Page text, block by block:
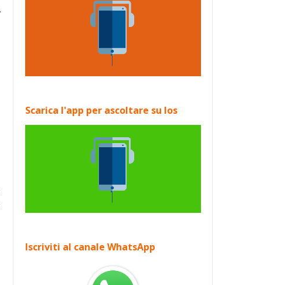
Scarica l'app per ascoltare su Ios
Iscriviti al canale WhatsApp